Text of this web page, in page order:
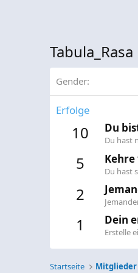
Tabula_Rasa
Gender
Erfolge
10 Du
Du hast
5 Du hast
2
1 Dein
Erstelle
Startseite Mitglieder